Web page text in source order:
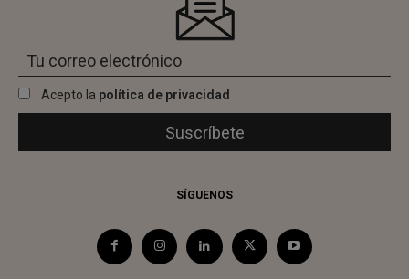
Acepto la política de privacidad
SÍGUENOS